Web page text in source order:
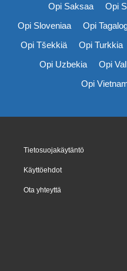
Opi Saksaa
Opi
Opi Sloveniaa
Opi
Opi Tšekkiä
Opi Turkkia
Opi Uzbekia
Opi
Opi
Tietosuojakäytäntö
Käyttöehdot
Ota yhteyttä